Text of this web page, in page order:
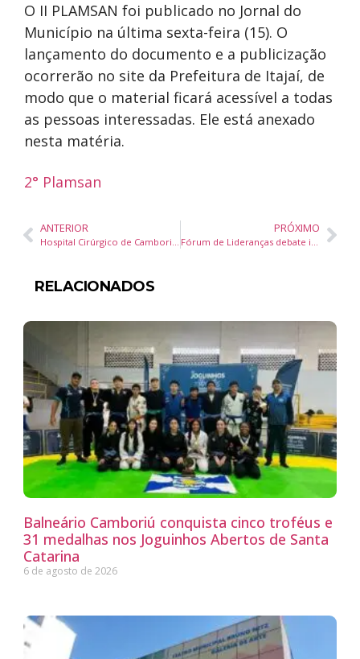
O II PLAMSAN foi publicado no Jornal do
Município na última sexta-feira (15). O
lançamento do documento e a publicização
ocorrerão no site da Prefeitura de Itajaí, de
modo que o material ficará acessível a todas
as pessoas interessadas. Ele está anexado
nesta matéria.
2° Plamsan
ANTERIOR
Hospital Cirúrgico de Camboriú promove programação especial em homenagem à Semana da Enfermagem
PRÓXIMO
Fórum de Lideranças debate inovação e desenvolvimento regional em Itajaí
RELACIONADOS
Balneário Camboriú conquista cinco troféus e
31 medalhas nos Joguinhos Abertos de Santa
Catarina
6 de agosto de 2026